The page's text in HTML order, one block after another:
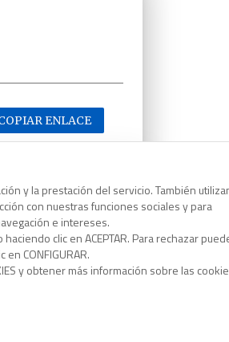
y la prestación del servicio. También
con nuestras funciones sociales y para
e intereses.
clic en ACEPTAR. Para rechazar
CONFIGURAR.
y obtener más información sobre las
ENLACE